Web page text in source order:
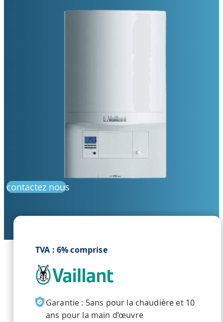
contactez nous
TVA : 6% comprise
Garantie : 5ans pour la chaudière et 10
ans pour la main d’œuvre